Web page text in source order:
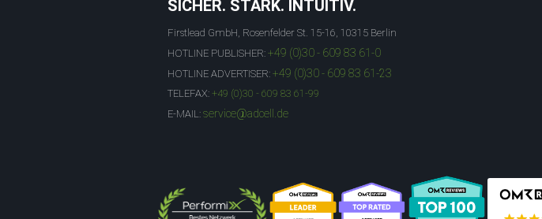
SICHER. STARK. INTUITIV.
Firstlead GmbH, Rosenfelder St. 15-16, 10315 Berlin
HOTLINE PUBLISHER: +49 (0)30 - 609 83 61-0
HOTLINE ADVERTISER: +49 (0)30 - 609 83 61-23
TELEFAX: +49 (0)30 - 609 83 61-99
E-MAIL: service@adcell.de